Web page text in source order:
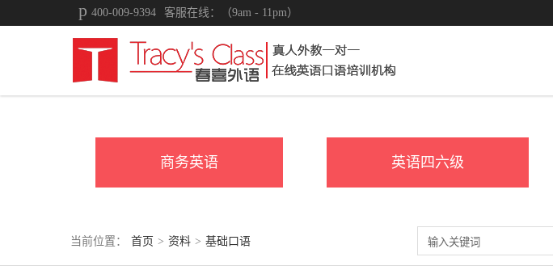
400-009-9394 客服在线：（9am - 11pm）
商务英语 英语四六级
当前位置： 首页 > 资料 > 基础口语